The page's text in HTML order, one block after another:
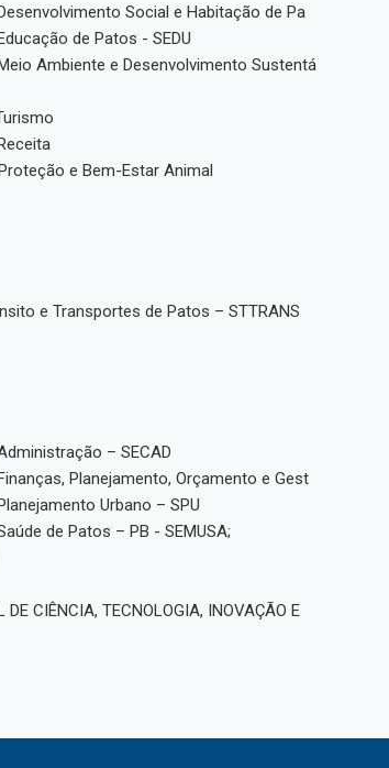
Social e Habitação de Pa
de Patos - SEDU
Ambiente e Desenvolvimento Sustentá
e Bem-Estar Animal
e Transportes de Patos – STTRANS
– SECAD
Planejamento, Orçamento e Gest
Urbano – SPU
de Patos – PB - SEMUSA;
DE CIÊNCIA, TECNOLOGIA, INOVAÇÃO E